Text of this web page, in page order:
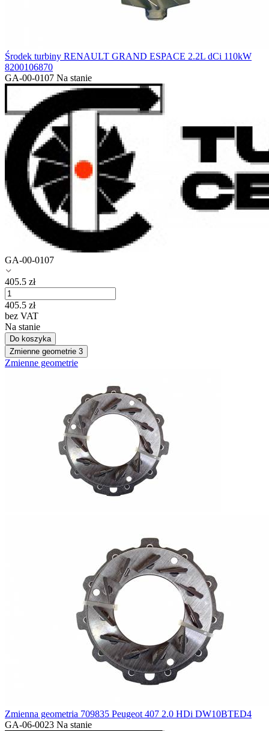
Środek turbiny RENAULT GRAND ESPACE 2.2L dCi 110kW
8200106870
GA-00-0107 Na stanie
GA-00-0107
405.5 zł
405.5 zł
bez VAT
Na stanie
Do koszyka
Zmienne geometrie 3
Zmienne geometrie
Zmienna geometria 709835 Peugeot 407 2.0 HDi DW10BTED4
GA-06-0023 Na stanie